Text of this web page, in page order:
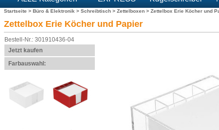
Branchen
Startseite > Büro & Elektronik > Schreibtisch > Zettelboxen > Zettelbox Erie Köcher und
Zettelbox Erie Köcher und Papier
Bestell-Nr.: 301910436-04
Jetzt kaufen
Farbauswahl: